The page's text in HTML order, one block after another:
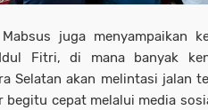
juga menyampaikan
Fitri, di mana banyak
Selatan akan melintasi jalan
begitu cepat melalui media